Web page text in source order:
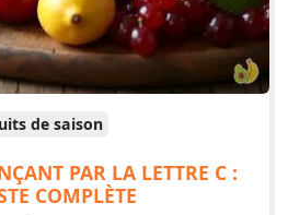
de saison
PAR LA LETTRE C :
COMPLÈTE